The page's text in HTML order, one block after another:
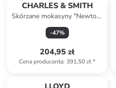
CHARLES & SMITH
Skórzane mokasyny "Newton"
w kolorze granatowym
-47%
204,95 zł
Cena producenta: 391,50 zł*